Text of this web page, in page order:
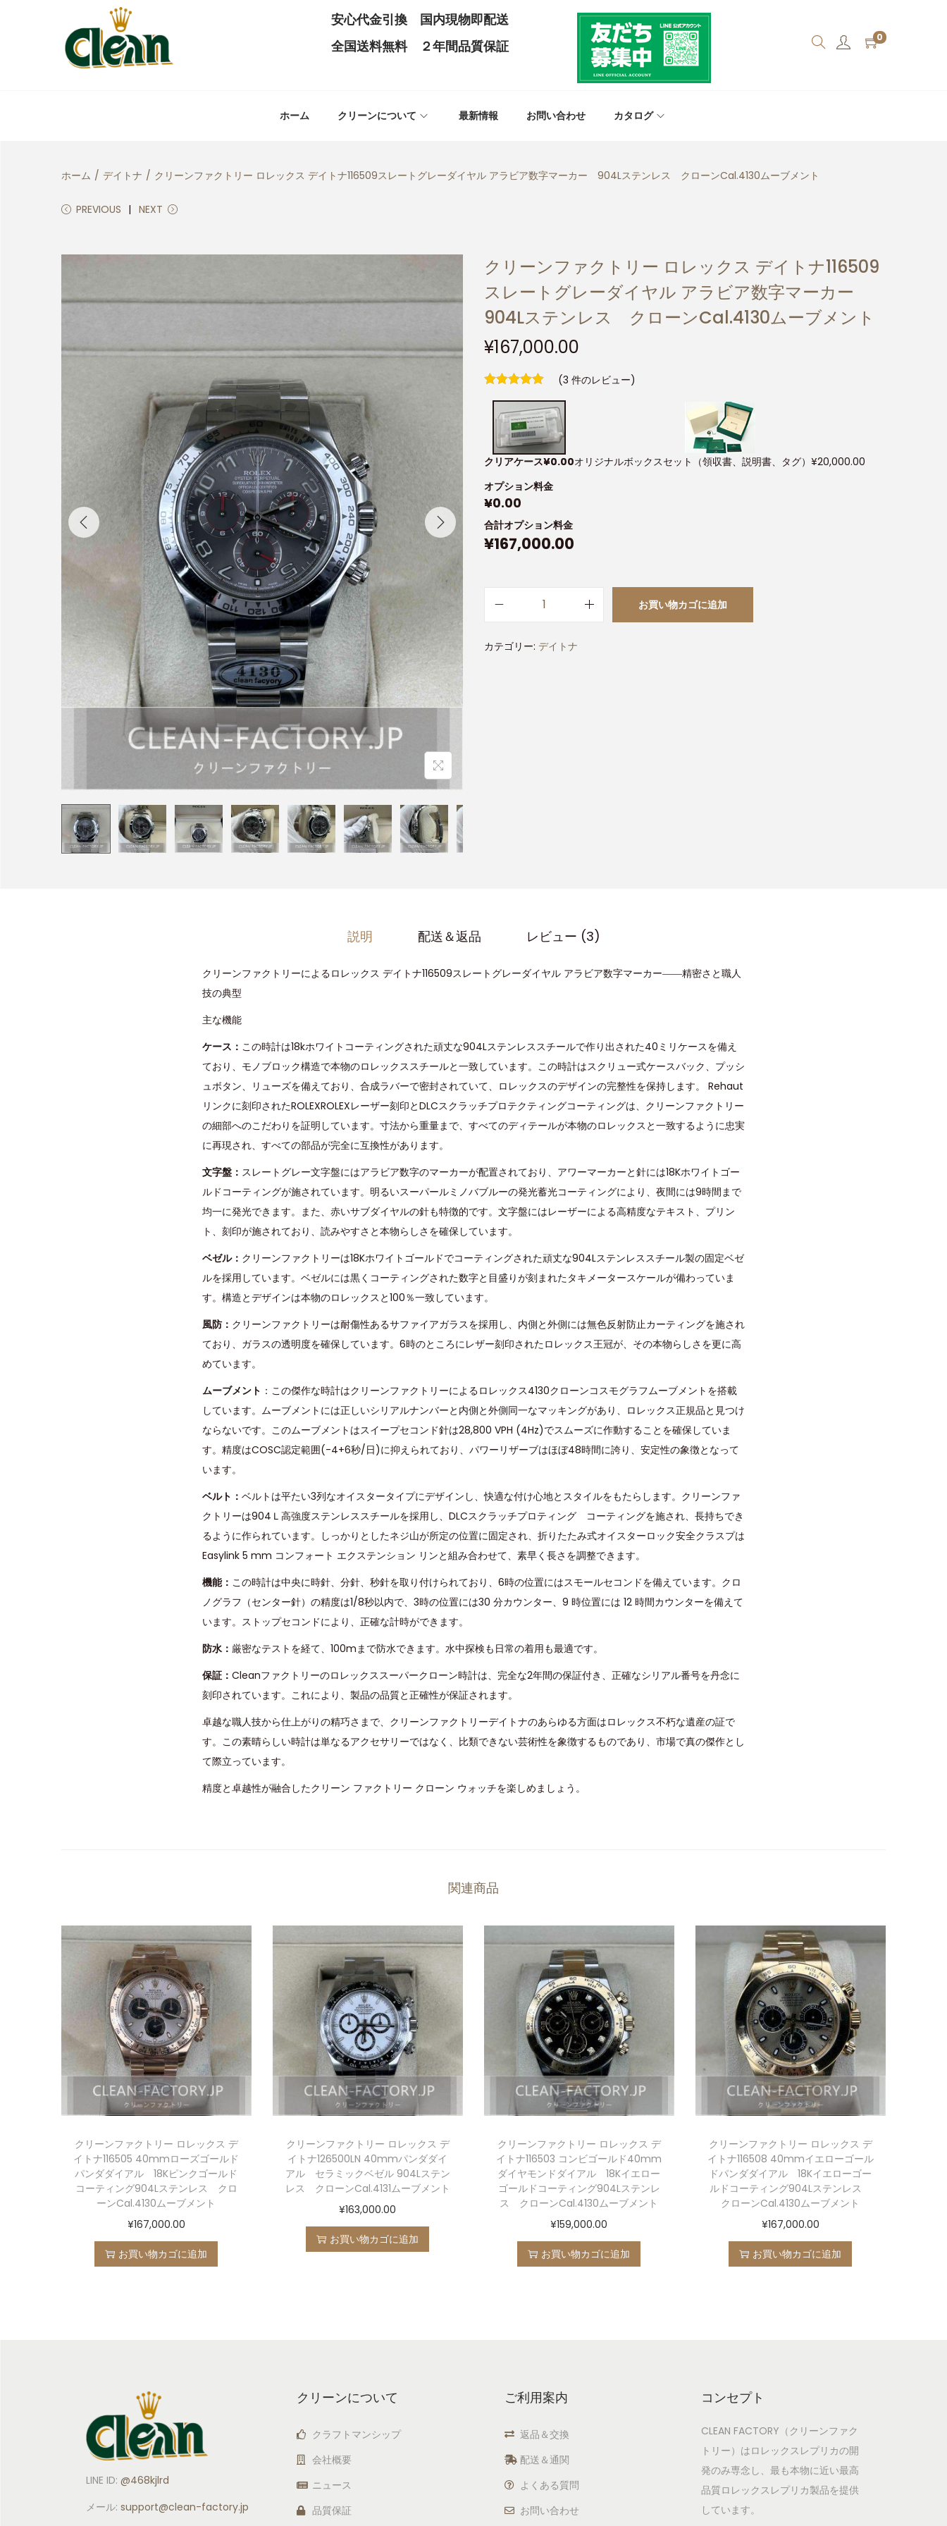
安心代金引換 国内現物即配送
全国送料無料 ２年間品質保証
0
ホーム クリーンについて 最新情報 お問い合わせ カタログ
ホーム / デイトナ / クリーンファクトリー ロレックス デイトナ116509スレートグレーダイヤル アラビア数字マーカー 904Lステンレス クローンCal.4130ムーブメント
PREVIOUS NEXT
クリーンファクトリー ロレックス デイトナ116509
スレートグレーダイヤル アラビア数字マーカー
904Lステンレス クローンCal.4130ムーブメント
¥167,000.00
(3 件のレビュー)
クリアケース¥0.00オリジナルボックスセット（領収書、説明書、タグ） ¥20,000.00
オプション料金
¥0.00
合計オプション料金
¥167,000.00
お買い物カゴに追加
カテゴリー: デイトナ
説明 配送＆返品 レビュー (3)
クリーンファクトリーによるロレックス デイトナ116509スレートグレーダイヤル アラビア数字マーカー――精密さと職人
技の典型
主な機能
ケース： この時計は18kホワイトコーティングされた頑丈な904Lステンレススチールで作り出された40ミリケースを備え
ており、モノブロック構造で本物のロレックススチールと一致しています。この時計はスクリュー式ケースバック、プッシ
ュボタン、リューズを備えており、合成ラバーで密封されていて、ロレックスのデザインの完整性を保持します。 Rehaut
リンクに刻印されたROLEXROLEXレーザー刻印とDLCスクラッチプロテクティングコーティングは、クリーンファクトリー
の細部へのこだわりを証明しています。寸法から重量まで、すべてのディテールが本物のロレックスと一致するように忠実
に再現され、すべての部品が完全に互換性があります。
文字盤： スレートグレー文字盤にはアラビア数字のマーカーが配置されており、アワーマーカーと針には18Kホワイトゴー
ルドコーティングが施されています。明るいスーパールミノバブルーの発光蓄光コーティングにより、夜間には9時間まで
均一に発光できます。また、赤いサブダイヤルの針も特徴的です。文字盤にはレーザーによる高精度なテキスト、プリン
ト、刻印が施されており、読みやすさと本物らしさを確保しています。
ベゼル： クリーンファクトリーは18Kホワイトゴールドでコーティングされた頑丈な904Lステンレススチール製の固定ベゼ
ルを採用しています。ベゼルには黒くコーティングされた数字と目盛りが刻まれたタキメータースケールが備わっていま
す。構造とデザインは本物のロレックスと100％一致しています。
風防： クリーンファクトリーは耐傷性あるサファイアガラスを採用し、内側と外側には無色反射防止カーティングを施され
ており、ガラスの透明度を確保しています。6時のところにレザー刻印されたロレックス王冠が、その本物らしさを更に高
めています。
ムーブメント ：この傑作な時計はクリーンファクトリーによるロレックス4130クローンコスモグラフムーブメントを搭載
しています。ムーブメントには正しいシリアルナンバーと内側と外側同一なマッキングがあり、ロレックス正規品と見つけ
ならないです。このムーブメントはスイープセコンド針は28,800 VPH (4Hz)でスムーズに作動することを確保していま
す。精度はCOSC認定範囲(-4+6秒/日)に抑えられており、パワーリザーブはほぼ48時間に誇り、安定性の象徴となって
います。
ベルト： ベルトは平たい3列なオイスタータイプにデザインし、快適な付け心地とスタイルをもたらします。クリーンファ
クトリーは904Ｌ高強度ステンレススチールを採用し、DLCスクラッチプロティング コーティングを施され、長持ちでき
るように作られています。しっかりとしたネジ山が所定の位置に固定され、折りたたみ式オイスターロック安全クラスプは
Easylink 5 mm コンフォート エクステンション リンと組み合わせて、素早く長さを調整できます。
機能： この時計は中央に時針、分針、秒針を取り付けられており、6時の位置にはスモールセコンドを備えています。クロ
ノグラフ（センター針）の精度は1/8秒以内で、3時の位置には30 分カウンター、9 時位置には 12 時間カウンターを備えて
います。ストップセコンドにより、正確な計時ができます。
防水： 厳密なテストを経て、100mまで防水できます。水中探検も日常の着用も最適です。
保証： Cleanファクトリーのロレックススーパークローン時計は、完全な2年間の保証付き、正確なシリアル番号を丹念に
刻印されています。これにより、製品の品質と正確性が保証されます。
卓越な職人技から仕上がりの精巧さまで、クリーンファクトリーデイトナのあらゆる方面はロレックス不朽な遺産の証で
す。この素晴らしい時計は単なるアクセサリーではなく、比類できない芸術性を象徴するものであり、市場で真の傑作とし
て際立っています。
精度と卓越性が融合したクリーン ファクトリー クローン ウォッチを楽しめましょう。
関連商品
クリーンファクトリー ロレックス デ
イトナ116505 40mmローズゴールド
パンダダイアル 18Kピンクゴールド
コーティング904Lステンレス クロ
ーンCal.4130ムーブメント
¥167,000.00
お買い物カゴに追加
クリーンファクトリー ロレックス デ
イトナ126500LN 40mmパンダダイ
アル セラミックベゼル 904Lステン
レス クローンCal.4131ムーブメント
¥163,000.00
お買い物カゴに追加
クリーンファクトリー ロレックス デ
イトナ116503 コンビゴールド40mm
ダイヤモンドダイアル 18Kイエロー
ゴールドコーティング904Lステンレ
ス クローンCal.4130ムーブメント
¥159,000.00
お買い物カゴに追加
クリーンファクトリー ロレックス デ
イトナ116508 40mmイエローゴール
ドパンダダイアル 18Kイエローゴー
ルドコーティング904Lステンレス
クローンCal.4130ムーブメント
¥167,000.00
お買い物カゴに追加
LINE ID: @468kjlrd
メール: support@clean-factory.jp
クリーンについて
クラフトマンシップ
会社概要
ニュース
品質保証
ご利用案内
返品＆交換
配送＆通関
よくある質問
お問い合わせ
コンセプト
CLEAN FACTORY（クリーンファク
トリー）はロレックスレプリカの開
発のみ専念し、最も本物に近い最高
品質ロレックスレプリカ製品を提供
しています。